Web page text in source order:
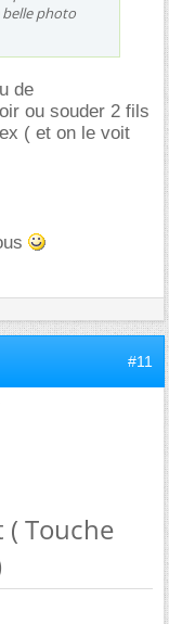
belle photo
de
ou souder 2 fils
( et on le voit
#11
( Touche